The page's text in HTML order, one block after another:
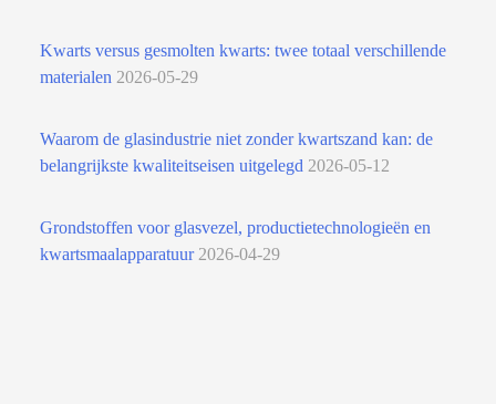
Kwarts versus gesmolten kwarts: twee totaal verschillende
materialen 2026-05-29
Waarom de glasindustrie niet zonder kwartszand kan: de
belangrijkste kwaliteitseisen uitgelegd 2026-05-12
Grondstoffen voor glasvezel, productietechnologieën en
kwartsmaalapparatuur 2026-04-29